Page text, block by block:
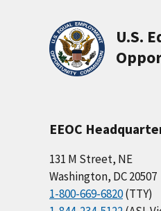
U.S.
EEOC
131 M Street, NE
Washington, DC 20507
1-800-669-6820(TTY)